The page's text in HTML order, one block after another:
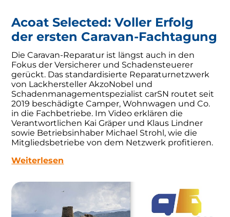
Acoat Selected: Voller Erfolg
der ersten Caravan-Fachtagung
Die Caravan-Reparatur ist längst auch in den
Fokus der Versicherer und Schadensteuerer
gerückt. Das standardisierte Reparaturnetzwerk
von Lackhersteller AkzoNobel und
Schadenmanagementspezialist carSN routet seit
2019 beschädigte Camper, Wohnwagen und Co.
in die Fachbetriebe. Im Video erklären die
Verantwortlichen Kai Gräper und Klaus Lindner
sowie Betriebsinhaber Michael Strohl, wie die
Mitgliedsbetriebe von dem Netzwerk profitieren.
Weiterlesen